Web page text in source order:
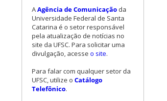
AAgência de Comunicação da
Universidade Federal de Santa
Catarina é o setor responsável
pela atualização de notícias no
site da UFSC. Para solicitar uma
divulgação, acesse o site.
Para falar com qualquer setor da
UFSC, utilize o Catálogo
Telefônico.